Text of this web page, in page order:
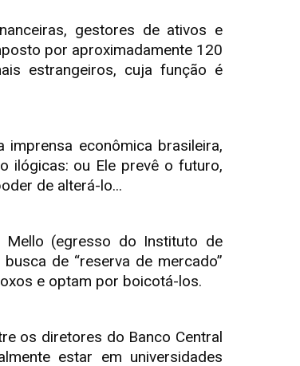
gestores de ativos e
por aproximadamente 120
estrangeiros, cuja função é
imprensa econômica brasileira,
ilógicas: ou Ele prevê o futuro,
de alterá-lo...
Mello (egresso do Instituto de
de “reserva de mercado”
e optam por boicotá-los.
os diretores do Banco Central
estar em universidades